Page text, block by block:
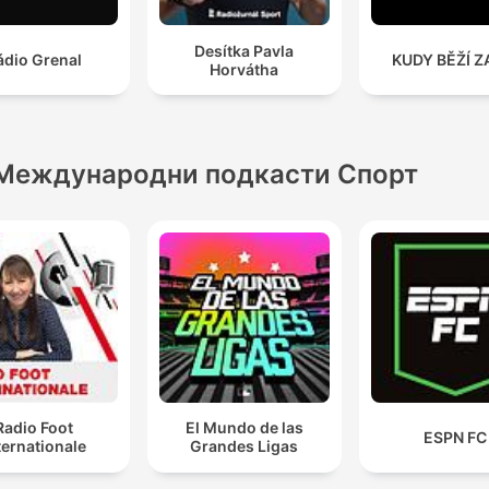
Grenal
Desítka Pavla
Horvátha
KUDY BĚŽÍ
подкасти Спорт
Foot
El Mundo de las
Grandes Ligas
ESPN FC